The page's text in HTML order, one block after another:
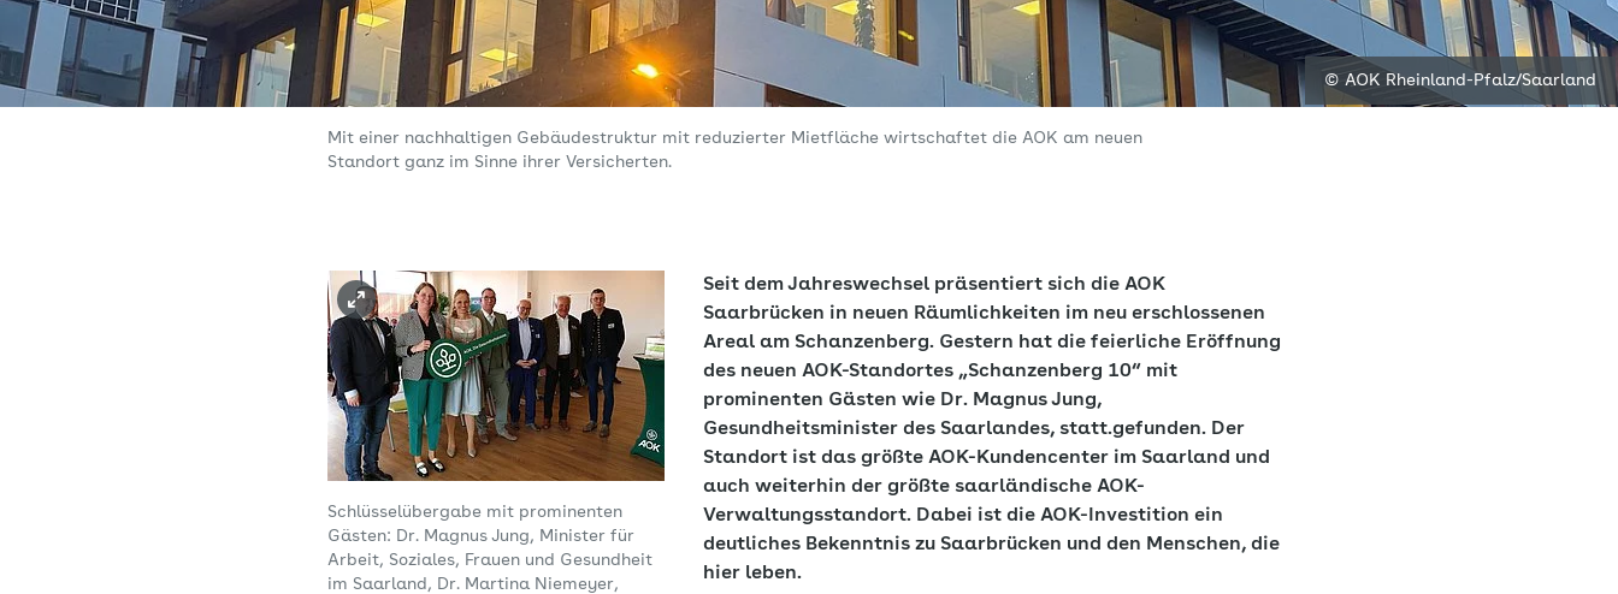
© AOK Rheinland-Pfalz/Saarland
Mit einer nachhaltigen Gebäudestruktur mit reduzierter Mietfläche wirtschaftet die AOK am neuen
Standort ganz im Sinne ihrer Versicherten.
Schlüsselübergabe mit prominenten
Gästen: Dr. Magnus Jung, Minister für
Arbeit, Soziales, Frauen und Gesundheit
im Saarland, Dr. Martina Niemeyer,
Seit dem Jahreswechsel präsentiert sich die AOK
Saarbrücken in neuen Räumlichkeiten im neu erschlossenen
Areal am Schanzenberg. Gestern hat die feierliche Eröffnung
des neuen AOK-Standortes „Schanzenberg 10“ mit
prominenten Gästen wie Dr. Magnus Jung,
Gesundheitsminister des Saarlandes, statt.gefunden. Der
Standort ist das größte AOK-Kundencenter im Saarland und
auch weiterhin der größte saarländische AOK-
Verwaltungsstandort. Dabei ist die AOK-Investition ein
deutliches Bekenntnis zu Saarbrücken und den Menschen, die
hier leben.